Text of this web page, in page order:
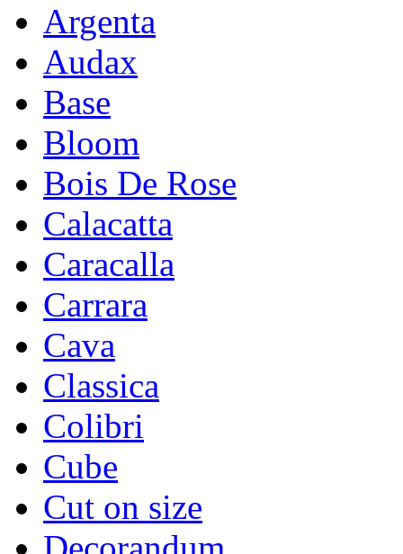
Argenta
Audax
Base
Bloom
Bois De Rose
Calacatta
Caracalla
Carrara
Cava
Classica
Colibri
Cube
Cut on size